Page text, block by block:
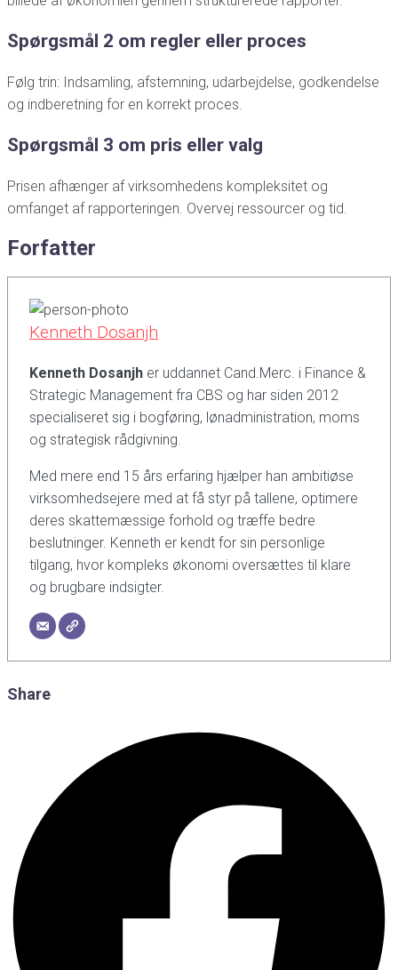
Spørgsmål 2 om regler eller proces
Følg trin: Indsamling, afstemning, udarbejdelse, godkendelse
og indberetning for en korrekt proces.
Spørgsmål 3 om pris eller valg
Prisen afhænger af virksomhedens kompleksitet og
omfanget af rapporteringen. Overvej ressourcer og tid.
Forfatter
Kenneth Dosanjh
Kenneth Dosanjh er uddannet Cand.Merc. i Finance &
Strategic Management fra CBS og har siden 2012
specialiseret sig i bogføring, lønadministration, moms
og strategisk rådgivning.
Med mere end 15 års erfaring hjælper han ambitiøse
virksomhedsejere med at få styr på tallene, optimere
deres skattemæssige forhold og træffe bedre
beslutninger. Kenneth er kendt for sin personlige
tilgang, hvor kompleks økonomi oversættes til klare
og brugbare indsigter.
Share